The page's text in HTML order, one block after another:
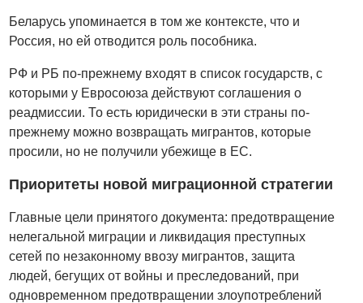
Беларусь упоминается в том же контексте, что и
Россия, но ей отводится роль пособника.
РФ и РБ по-прежнему входят в список государств, с
которыми у Евросоюза действуют соглашения о
реадмиссии. То есть юридически в эти страны по-
прежнему можно возвращать мигрантов, которые
просили, но не получили убежище в ЕС.
Приоритеты новой миграционной стратегии
Главные цели принятого документа: предотвращение
нелегальной миграции и ликвидация преступных
сетей по незаконному ввозу мигрантов, защита
людей, бегущих от войны и преследований, при
одновременном предотвращении злоупотреблений